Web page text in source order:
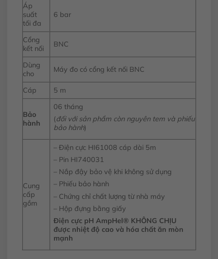
Áp
suất
tối đa
6 bar
Cổng
kết nối
BNC
Dùng
cho
Máy đo có cổng kết nối BNC
Cáp 5 m
Bảo
hành
06 tháng
(đối với sản phẩm còn nguyên tem và phiếu
bảo hành)
Cung
cấp
gồm
– Điện cực HI61008 cáp dài 5m
– Pin HI740031
– Nắp đậy bảo vệ khi không sử dụng
– Phiếu bảo hành
– Chứng chỉ chất lượng từ nhà máy
– Hộp đựng bằng giấy
Điện cực pH AmpHel® KHÔNG CHỊU
được nhiệt độ cao và hóa chất ăn mòn
mạnh